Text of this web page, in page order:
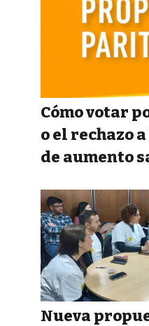
Cómo votar
o el rechazo
de aumento
Nueva